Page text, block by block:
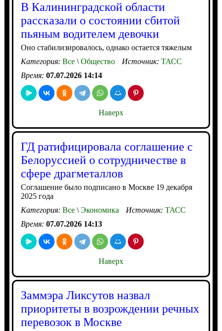
В Калининградской области
рассказали о состоянии сбитой
пьяным водителем девочки
Оно стабилизировалось, однако остается тяжелым
Категория: Все\Общество Источник: ТАСС
Время: 07.07.2026 14:14
Наверх
ГД ратифицировала соглашение с
Белоруссией о сотрудничестве в
сфере драгметаллов
Соглашение было подписано в Москве 19 декабря
2025 года
Категория: Все\Экономика Источник: ТАСС
Время: 07.07.2026 14:13
Наверх
Заммэра Ликсутов назвал
приоритеты в возрождении речных
перевозок в Москве